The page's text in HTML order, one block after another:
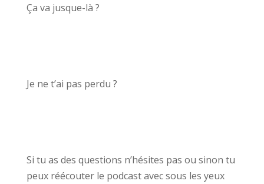
Ça va jusque-là ?
Je ne t’ai pas perdu ?
Si tu as des questions n’hésites pas ou sinon tu
peux réécouter le podcast avec sous les yeux